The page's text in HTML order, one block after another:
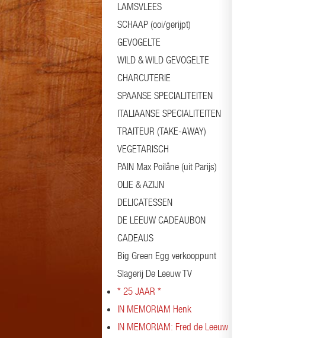
LAMSVLEES
SCHAAP (ooi/gerijpt)
GEVOGELTE
WILD & WILD GEVOGELTE
CHARCUTERIE
SPAANSE SPECIALITEITEN
ITALIAANSE SPECIALITEITEN
TRAITEUR (TAKE-AWAY)
VEGETARISCH
PAIN Max Poilâne (uit Parijs)
OLIE & AZIJN
DELICATESSEN
DE LEEUW CADEAUBON
CADEAUS
Big Green Egg verkooppunt
Slagerij De Leeuw TV
* 25 JAAR *
IN MEMORIAM Henk
IN MEMORIAM: Fred de Leeuw